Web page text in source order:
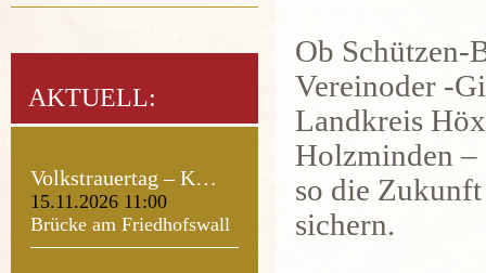
AKTUELL:
Volkstrauertag – K…
15.11.2026 11:00
Brücke am Friedhofswall
Ob Schützen-
Vereinoder -
Landkreis
Holzminden –
so die
sichern.